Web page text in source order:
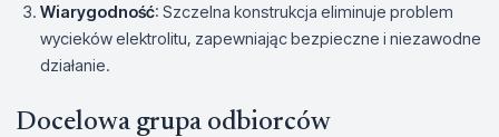
Wiarygodność: Szczelna konstrukcja eliminuje problem
wycieków elektrolitu, zapewniając bezpieczne i niezawodne
działanie.
Docelowa grupa odbiorców